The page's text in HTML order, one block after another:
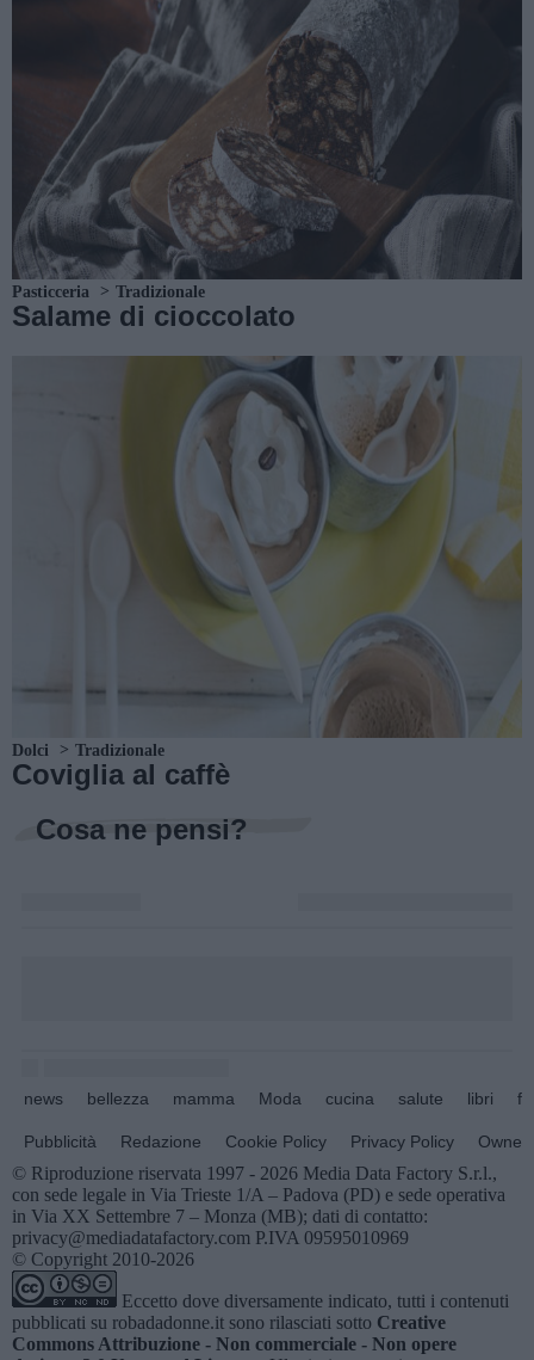
Pasticceria Tradizionale
Salame di cioccolato
Dolci Tradizionale
Coviglia al caffè
Cosa ne pensi?
news bellezza mamma Moda cucina salute libri
Pubblicità Redazione Cookie Policy Privacy Policy
© Riproduzione riservata 1997 - 2026 Media Data Factory S.r.l.,
con sede legale in Via Trieste 1/A – Padova (PD) e sede operativa
in Via XX Settembre 7 – Monza (MB); dati di contatto:
privacy@mediadatafactory.com P.IVA 09595010969
© Copyright 2010-2026
Eccetto dove diversamente indicato, tutti i contenuti
pubblicati su robadadonne.it sono rilasciati sotto Creative
Commons Attribuzione - Non commerciale - Non opere